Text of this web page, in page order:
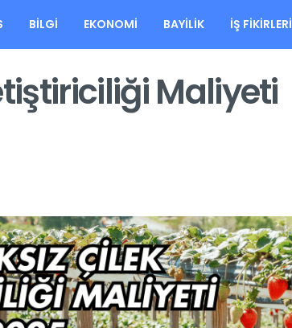
BILGI EKONOMI BAYILIK İŞ FIKIRLERI
Maliyeti